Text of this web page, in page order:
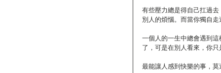
有些壓力總是得自己扛過
別人的煩惱。而當你獨自
一個人的一生中總會遇到
了，可是在別人看來，你
最能讓人感到快樂的事，莫